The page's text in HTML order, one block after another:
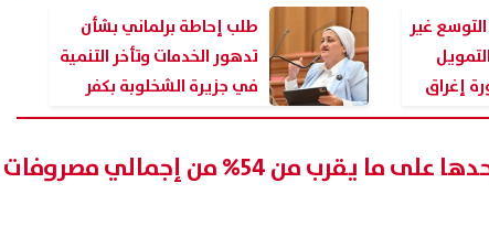
غير
إغراق
طلب إحاطة برلماني بشأن
تدهور الخدمات وتأخر التنمية
في جزيرة الشخلوبة بكفر
الشيخ
استحواذ فوائد الديون وحدها على ما يقرب من 54% من إجمالي مصروفات